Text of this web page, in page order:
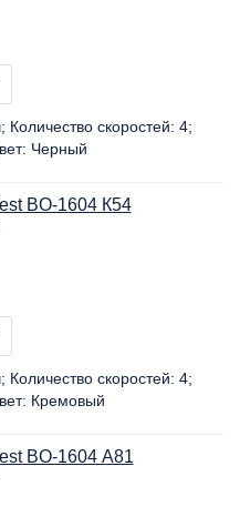
Количество скоростей: 4
Черный
BO-1604 К54
Количество скоростей: 4
Кремовый
BO-1604 А81